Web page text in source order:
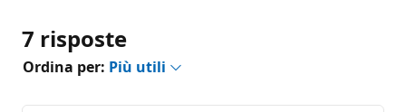
7 risposte
Ordina per: Più utili